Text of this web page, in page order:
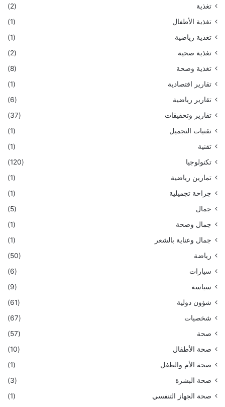
تغذية
(2)
تغذية الأطفال
(1)
تغذية رياضية
(1)
تغذية صحية
(2)
تغذية وصحة
(8)
تقارير اقتصادية
(1)
تقارير رياضية
(6)
تقارير وتحقيقات
(37)
تقنيات التجميل
(1)
تقنية
(1)
تكنولوجيا
(120)
تمارين رياضية
(1)
جراحة تجميلية
(1)
جمال
(5)
جمال وصحة
(1)
جمال وعناية بالشعر
(1)
رياضة
(50)
سيارات
(6)
سياسة
(9)
شؤون دولية
(61)
شخصيات
(67)
صحة
(57)
صحة الأطفال
(10)
صحة الأم والطفل
(1)
صحة البشرة
(3)
صحة الجهاز التنفسي
(1)